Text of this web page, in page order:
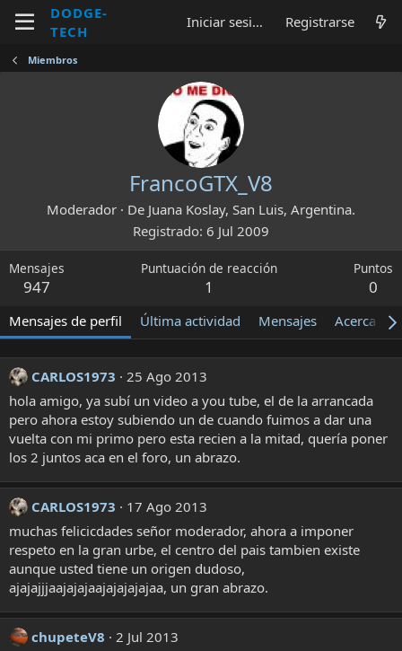
DODGE-
TECH
Iniciar sesión Registrarse
Miembros
FrancoGTX_V8
Moderador · De Juana Koslay, San Luis, Argentina.
Registrado 6 Jul 2009
Mensajes
947
Puntuación de reacción
1
Puntos
0
Mensajes de perfil Última actividad Mensajes Acerca de
CARLOS1973
25 Ago 2013
hola amigo, ya subí un video a you tube, el de la arrancada
pero ahora estoy subiendo un de cuando fuimos a dar una
vuelta con mi primo pero esta recien a la mitad, quería poner
los 2 juntos aca en el foro, un abrazo.
CARLOS1973
17 Ago 2013
muchas felicicdades señor moderador, ahora a imponer
respeto en la gran urbe, el centro del pais tambien existe
aunque usted tiene un origen dudoso,
ajajajjjaajajajaajajajajajaa, un gran abrazo.
chupeteV8
2 Jul 2013